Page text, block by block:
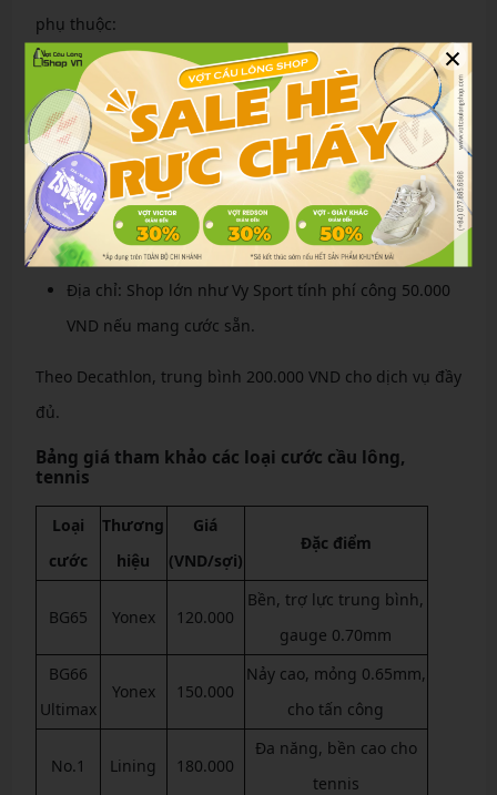
phụ thuộc:
Loại cước: Yonex BG65 (120.000 VND) rẻ hơn Exbolt
68 (200.000 VND).
Độ căng: Cao hơn (trên 12 kg) tốn thêm 20.000 VND
do thời gian kéo lâu.
Thương hiệu máy: Máy Victor cao cấp tính phí cao
hơn 10-20%.
Địa chỉ: Shop lớn như Vy Sport tính phí công 50.000
VND nếu mang cước sẵn.
Theo Decathlon, trung bình 200.000 VND cho dịch vụ đầy
đủ.
Bảng giá tham khảo các loại cước cầu lông,
tennis
Loại
cước
Thương
hiệu
Giá
(VND/sợi)
Đặc điểm
BG65 Yonex 120.000
Bền, trợ lực trung bình,
gauge 0.70mm
BG66
Ultimax
Yonex 150.000
Nảy cao, mỏng 0.65mm,
cho tấn công
No.1 Lining 180.000
Đa năng, bền cao cho
tennis
×